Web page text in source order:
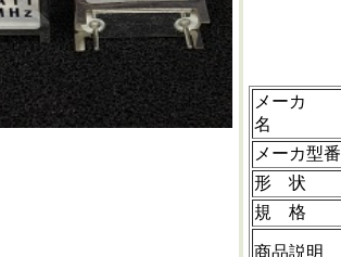
メーカ
名
メーカ型番
形 状
規 格
商品説明